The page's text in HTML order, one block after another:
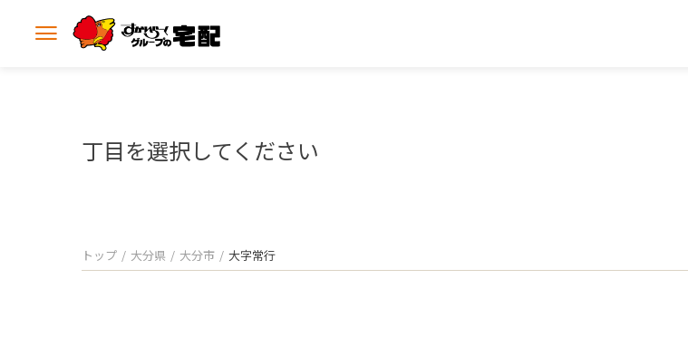
メ
丁目を選択してください
トップ 大分県 大分市 大字常行